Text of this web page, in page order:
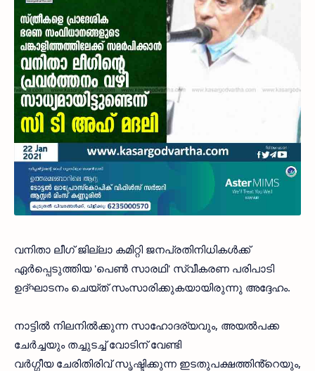
വനിതാ ലീഗ് ജില്ലാ കമിറ്റി ജനപ്രതിനിധികൾക്ക്
ഏർപ്പെടുത്തിയ 'പെൺ സാരഥി' സ്വീകരണ പരിപാടി
ഉദ്ഘാടനം ചെയ്ത് സംസാരിക്കുകയായിരുന്നു അദ്ദേഹം.
നാട്ടിൽ നിലനിൽക്കുന്ന സാഹോദര്യവും, അയൽപക്ക
ചേർച്ചയും തച്ചുടച്ച് വോടിന് വേണ്ടി
വർഗ്ഗീയ ചേരിതിരിവ് സൃഷ്ടിക്കുന്ന ഇടതുപക്ഷത്തിൻ്റെയും,